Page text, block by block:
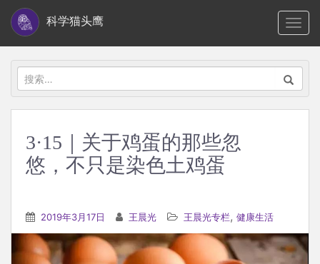
i
科学猫头鹰
搜
索：
3·15｜关于鸡蛋的那些忽
悠，不只是染色土鸡蛋
2019年3月17日 王晨光 王晨光专栏, 健康生活